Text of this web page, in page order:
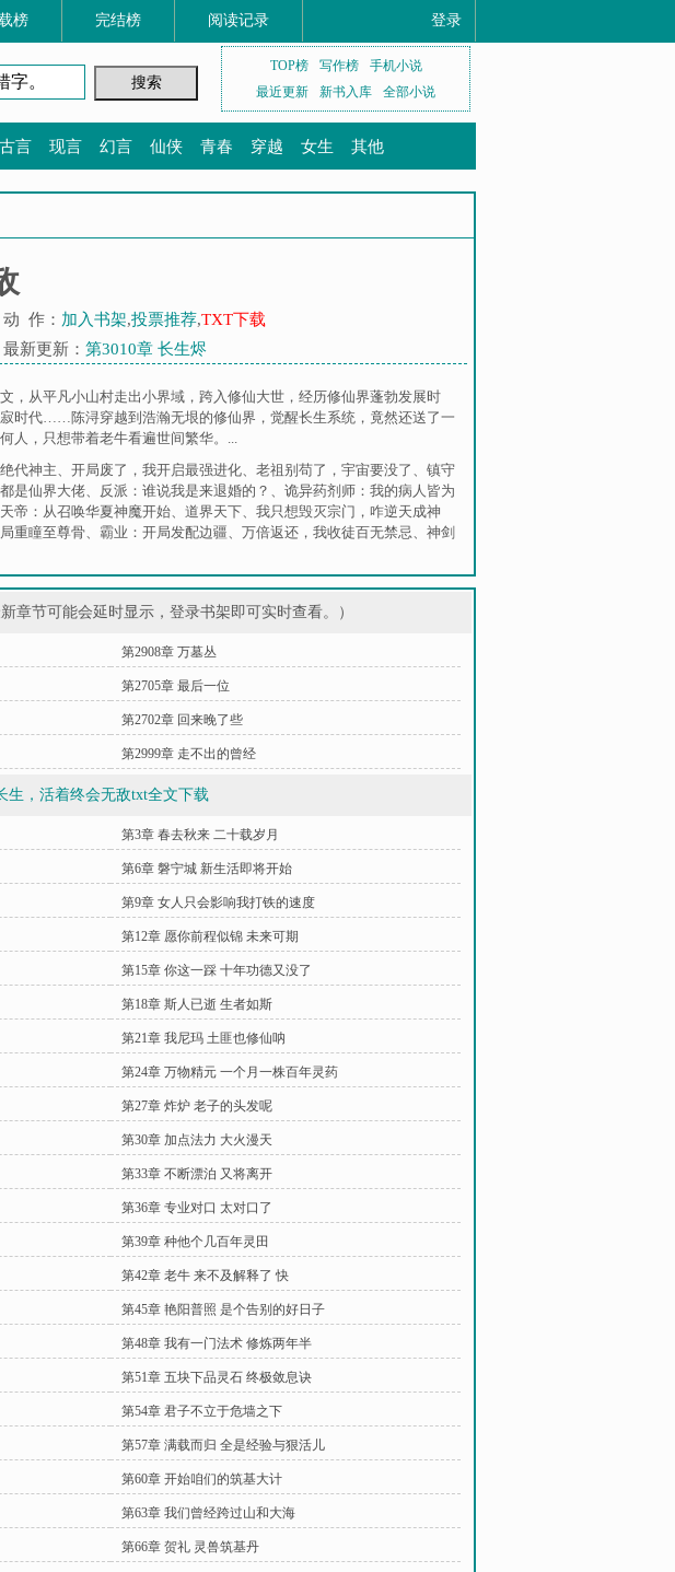
榜 完结榜 阅读记录 登录
TOP榜 写作榜
手机小说
最近更新
新书入库 全部小说
古言 现言 幻言 仙侠 青春 穿越 女生 其他
动 作： 加入书架,投票推荐,TXT下载
最新更新： 第3010章 长生烬
，从平凡小山村走出小界域，跨入修仙大世，经历修仙界蓬勃发展时
时代……陈浔穿越到浩瀚无垠的修仙界，觉醒长生系统，竟然还送了一
人，只想带着老牛看遍世间繁华。...
绝代神主、 开局废了，我开启最强进化、 老祖别苟了，宇宙要没了 、 镇守
是仙界大佬、 反派：谁说我是来退婚的？ 、 诡异药剂师：我的病人皆为
帝：从召唤华夏神魔开始、 道界天下、 我只想毁灭宗门，咋逆天成神
重瞳至尊骨、 霸业：开局发配边疆、 万倍返还，我收徒百无禁忌、 神剑
章节可能会延时显示，登录书架即可实时查看。）
第2908章 万墓丛
第2705章 最后一位
第2702章 回来晚了些
第2999章 走不出的曾经
生，活着终会无敌txt全文下载
第3章 春去秋来 二十载岁月
第6章 磐宁城 新生活即将开始
第9章 女人只会影响我打铁的速度
第12章 愿你前程似锦 未来可期
第15章 你这一踩 十年功德又没了
第18章 斯人已逝 生者如斯
第21章 我尼玛 土匪也修仙呐
第24章 万物精元 一个月一株百年灵药
第27章 炸炉 老子的头发呢
第30章 加点法力 大火漫天
第33章 不断漂泊 又将离开
第36章 专业对口 太对口了
第39章 种他个几百年灵田
第42章 老牛 来不及解释了 快
第45章 艳阳普照 是个告别的好日子
第48章 我有一门法术 修炼两年半
第51章 五块下品灵石 终极敛息诀
第54章 君子不立于危墙之下
第57章 满载而归 全是经验与狠活儿
第60章 开始咱们的筑基大计
第63章 我们曾经跨过山和大海
第66章 贺礼 灵兽筑基丹